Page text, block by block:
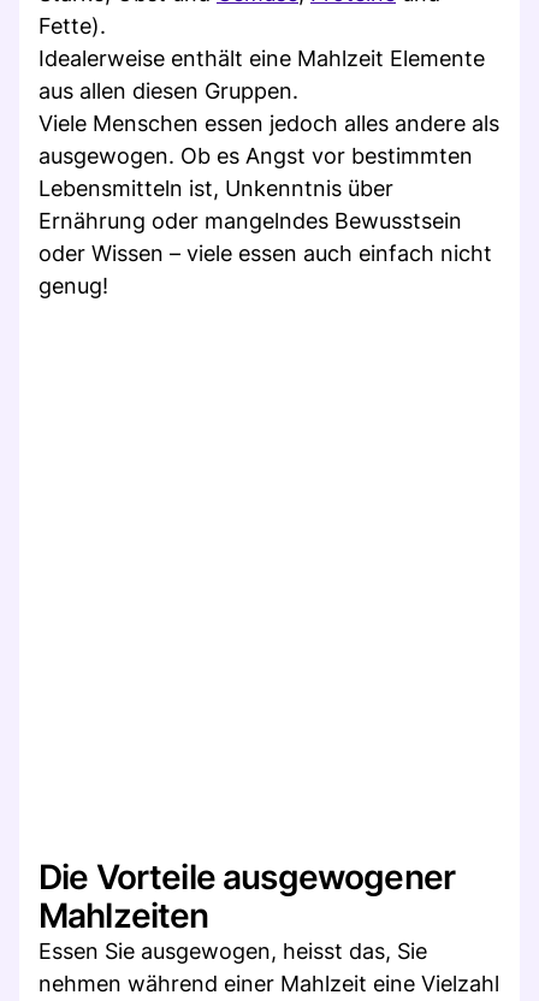
Fette).
Idealerweise enthält eine Mahlzeit Elemente
aus allen diesen Gruppen.
Viele Menschen essen jedoch alles andere als
ausgewogen. Ob es Angst vor bestimmten
Lebensmitteln ist, Unkenntnis über
Ernährung oder mangelndes Bewusstsein
oder Wissen – viele essen auch einfach nicht
genug!
Die Vorteile ausgewogener
Mahlzeiten
Essen Sie ausgewogen, heisst das, Sie
nehmen während einer Mahlzeit eine Vielzahl